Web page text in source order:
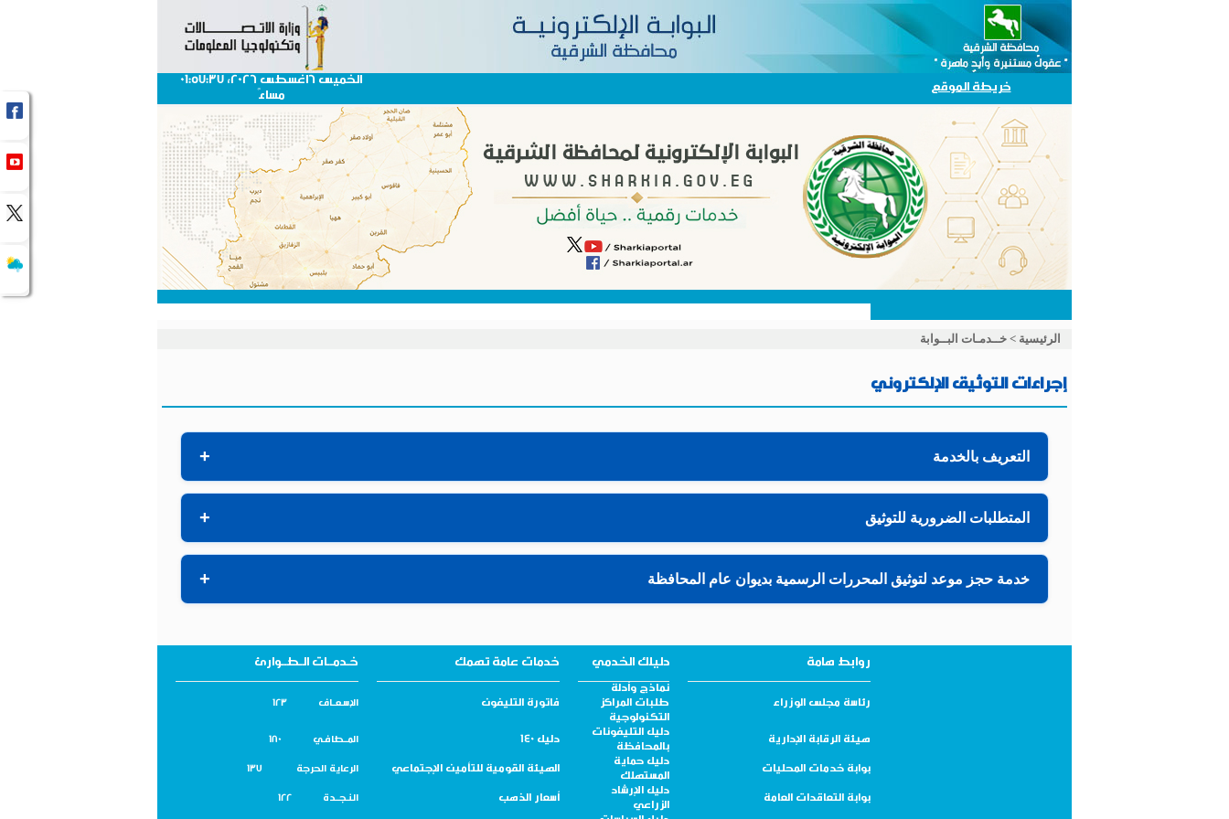
خريطة الموقع
الخميس 6اغسطس 2026، 01:57:37
مساءً
الرئيسية > خــدمـات البــوابة
إجراءات التوثيق الإلكتروني
التعريف بالخدمة +
المتطلبات الضرورية للتوثيق +
خدمة حجز موعد لتوثيق المحررات الرسمية بديوان عام المحافظة +
روابط هامة دليلك الخدمي خدمات عامة تهمك خـدمــات الـطــوارئ
رئاسة مجلس الوزراء
نماذج وأدلة
طلبات المراكز
التكنولوجية
فاتورة التليفون الإسـعــاف 123
هيئة الرقابة الإدارية
دليل التليفونات
بالمحافظة
دليل 140 المــطافـي 180
بوابة خدمات المحليات
دليل حماية
المستهلك
الهيئة القومية للتأمين الإجتماعي الرعاية الحرجة 137
بوابة التعاقدات العامة
دليل الإرشاد
الزراعي
أسعار الذهب النـجــدة 122